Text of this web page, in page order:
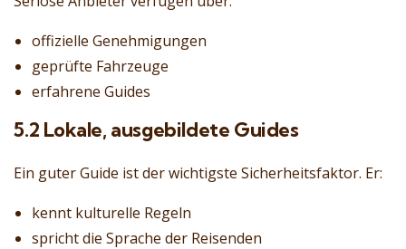
offizielle Genehmigungen
geprüfte Fahrzeuge
erfahrene Guides
5.2 Lokale, ausgebildete Guides
Ein guter Guide ist der wichtigste Sicherheitsfaktor. Er:
kennt kulturelle Regeln
spricht die Sprache der Reisenden